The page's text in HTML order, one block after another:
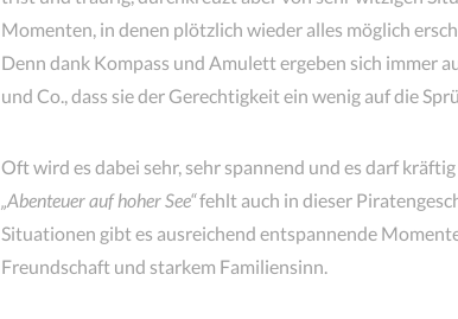
Momenten, in denen plötzlich wieder alles möglich
Denn dank Kompass und Amulett ergeben sich immer
und Co., dass sie der Gerechtigkeit ein wenig auf die
Oft wird es dabei sehr, sehr spannend und es darf
„Abenteuer auf hoher See“fehlt auch in dieser
Situationen gibt es ausreichend entspannende
Freundschaft und starkem Familiensinn.